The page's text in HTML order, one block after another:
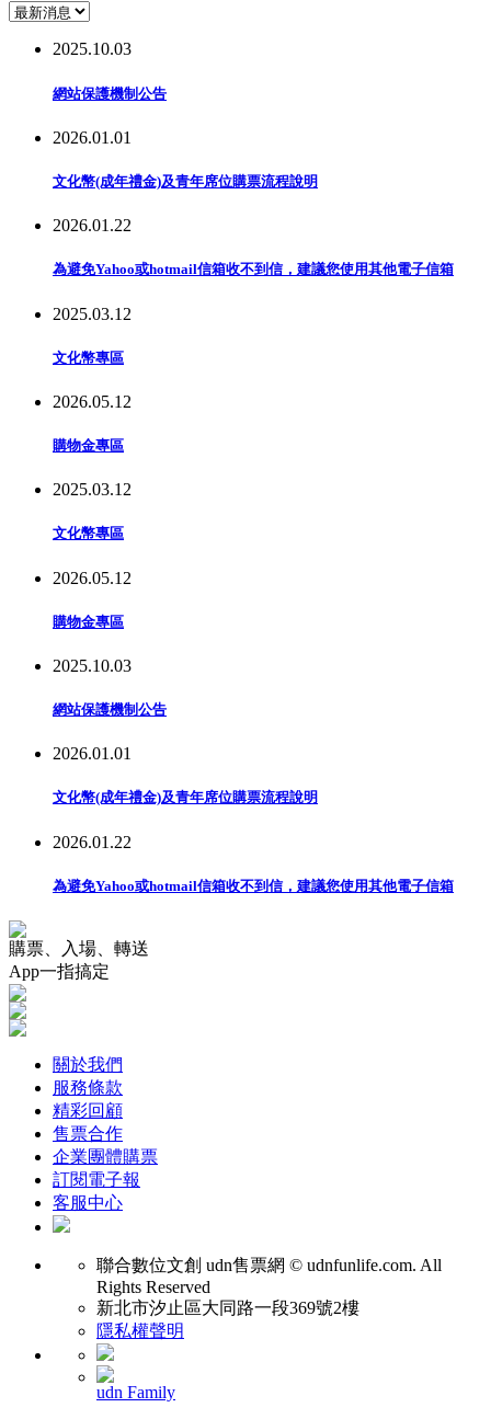
2025.10.03
網站保護機制公告
2026.01.01
文化幣(成年禮金)及青年席位購票流程說明
2026.01.22
為避免Yahoo或hotmail信箱收不到信，建議您使用其他電子信箱
2025.03.12
文化幣專區
2026.05.12
購物金專區
2025.03.12
文化幣專區
2026.05.12
購物金專區
2025.10.03
網站保護機制公告
2026.01.01
文化幣(成年禮金)及青年席位購票流程說明
2026.01.22
為避免Yahoo或hotmail信箱收不到信，建議您使用其他電子信箱
購票、入場、轉送
App一指搞定
關於我們
服務條款
精彩回顧
售票合作
企業團體購票
訂閱電子報
客服中心
聯合數位文創 udn售票網 © udnfunlife.com. All
Rights Reserved
新北市汐止區大同路一段369號2樓
隱私權聲明
udn Family